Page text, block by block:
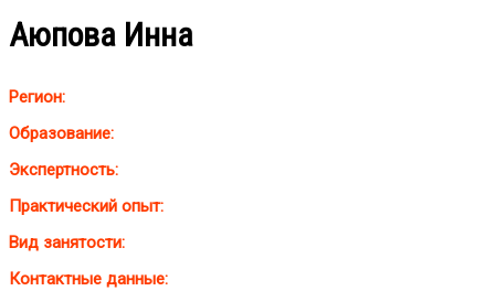
Аюпова Инна
Регион:
Образование:
Экспертность:
Практический опыт:
Вид занятости:
Контактные данные: